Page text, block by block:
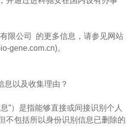
限公司 的更多信息，请参见网站
gene.com.cn)。
息以及收集理由？
”）是指能够直接或间接识别个人
不包括所以身份识别信息已删除的